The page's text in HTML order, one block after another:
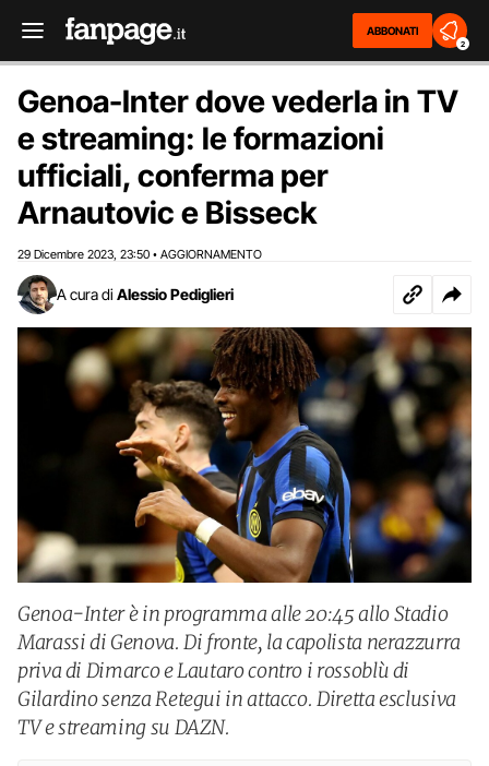
ABBONATI
2
Genoa-Inter dove vederla in TV
e streaming: le formazioni
ufficiali, conferma per
Arnautovic e Bisseck
29 Dicembre 2023 23:50 • AGGIORNAMENTO
A cura di Alessio Pediglieri
Genoa-Inter è in programma alle 20:45 allo Stadio
Marassi di Genova. Di fronte, la capolista nerazzurra
priva di Dimarco e Lautaro contro i rossoblù di
Gilardino senza Retegui in attacco. Diretta esclusiva
TV e streaming su DAZN.